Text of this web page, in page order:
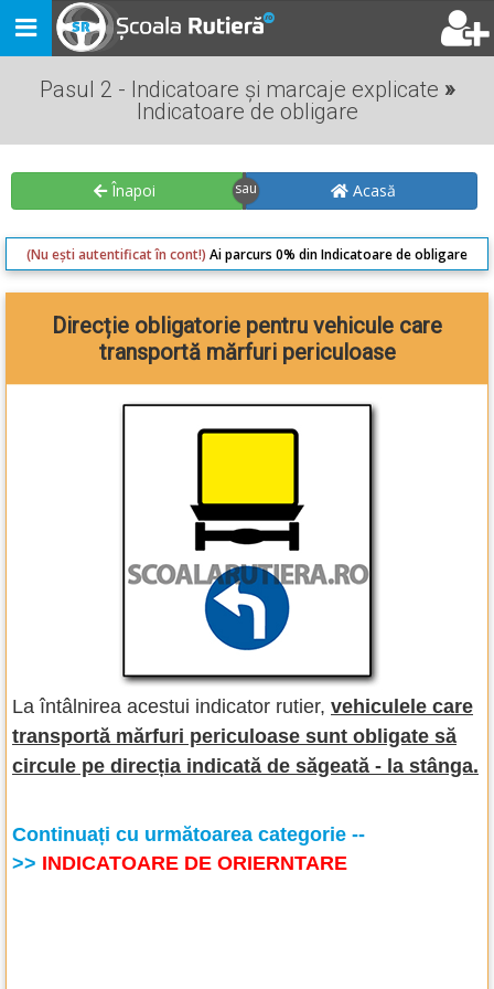
Toggle
navigation
Pasul 2 - Indicatoare și marcaje explicate »
Indicatoare de obligare
Înapoi Acasă
(Nu ești autentificat în cont!) Ai parcurs 0% din Indicatoare de obligare
Direcție obligatorie pentru vehicule care
transportă mărfuri periculoase
La întâlnirea acestui indicator rutier, vehiculele care
transportă mărfuri periculoase sunt obligate să
circule pe direcția indicată de săgeată - la stânga.
Continuați cu următoarea categorie --
>> INDICATOARE DE ORIERNTARE